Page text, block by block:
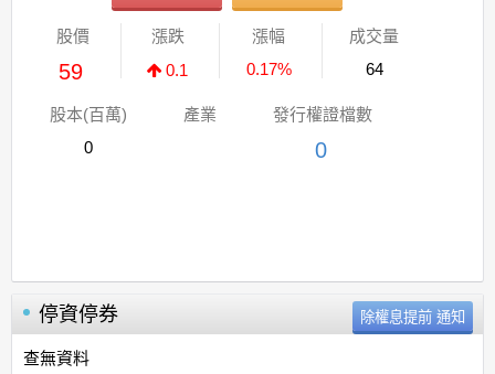
股價
59
漲跌
0.1
漲幅
0.17%
成交量
64
股本(百萬)
0
產業 發行權證檔數
0
停資停券
查無資料